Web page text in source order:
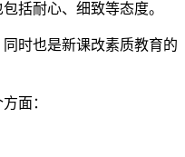
括耐心、细致等态度。
时也是新课改素质教育的
面：